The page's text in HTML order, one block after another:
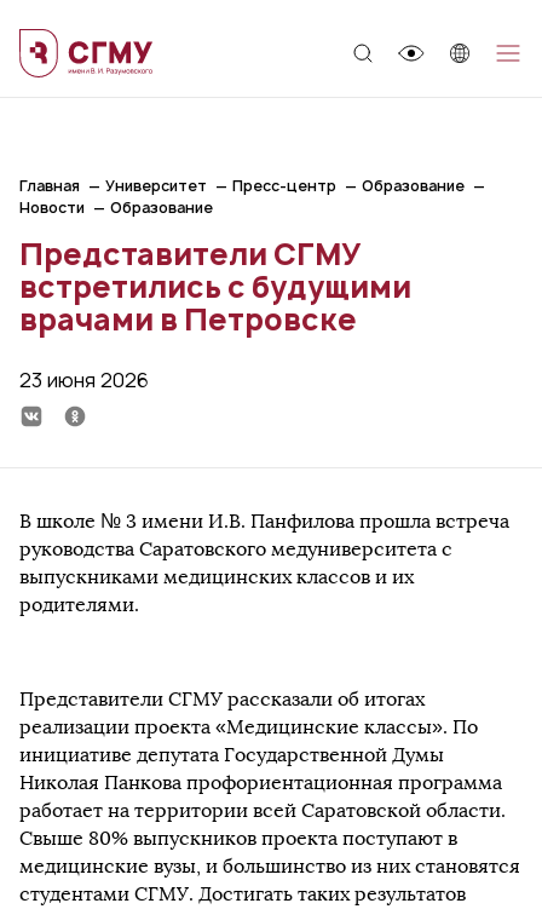
Главная Университет Пресс-центр
Образование
Новости
Образование
Представители СГМУ
встретились с будущими
врачами в Петровске
23 июня 2026
В школе № 3 имени И.В. Панфилова прошла встреча
руководства Саратовского медуниверситета с
выпускниками медицинских классов и их
родителями.
Представители СГМУ рассказали об итогах
реализации проекта «Медицинские классы». По
инициативе депутата Государственной Думы
Николая Панкова профориентационная программа
работает на территории всей Саратовской области.
Свыше 80% выпускников проекта поступают в
медицинские вузы, и большинство из них становятся
студентами СГМУ. Достигать таких результатов